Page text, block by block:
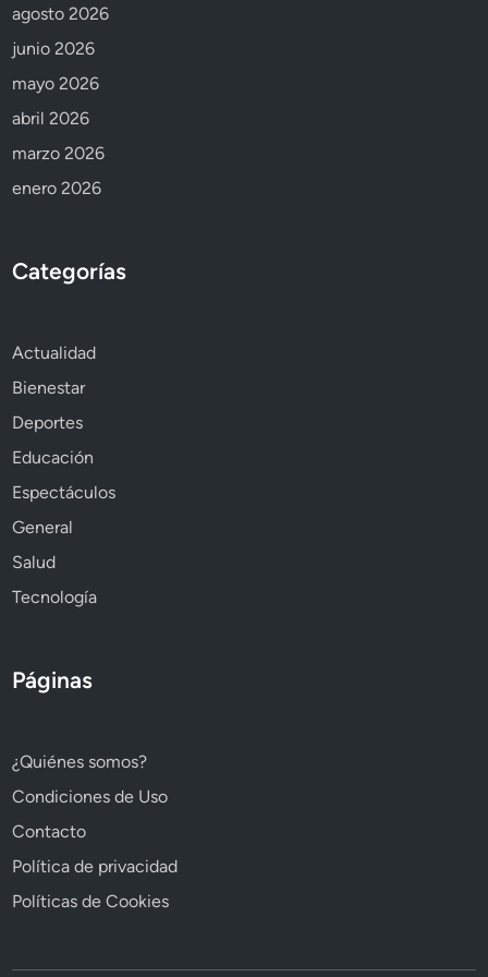
agosto 2026
junio 2026
mayo 2026
abril 2026
marzo 2026
enero 2026
Categorías
Actualidad
Bienestar
Deportes
Educación
Espectáculos
General
Salud
Tecnología
Páginas
¿Quiénes somos?
Condiciones de Uso
Contacto
Política de privacidad
Políticas de Cookies